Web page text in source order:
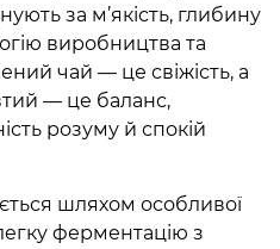
за м’якість, глибину
виробництва та
чай — це свіжість, а
— це баланс,
розуму й спокій
шляхом особливої
ферментацію з